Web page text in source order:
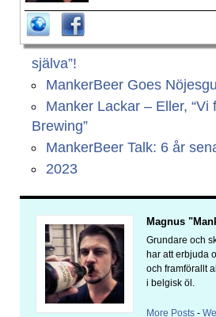
själva”!
MankerBeer Goes
Manker Lackar – Eller,
Brewing”
MankerBeer Talk: 6 år
2023
Magnus
Grundare och
har att erbjuda
och framförallt
i belgisk öl.
More Posts -